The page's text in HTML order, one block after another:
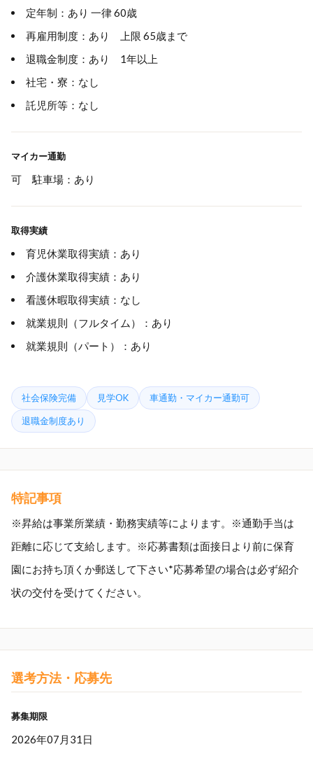
定年制：あり 一律 60歳
再雇用制度：あり 上限 65歳まで
退職金制度：あり 1年以上
社宅・寮：なし
託児所等：なし
マイカー通勤
可 駐車場：あり
取得実績
育児休業取得実績：あり
介護休業取得実績：あり
看護休暇取得実績：なし
就業規則（フルタイム）：あり
就業規則（パート）：あり
社会保険完備 見学OK 車通勤・マイカー通勤可
退職金制度あり
特記事項
※昇給は事業所業績・勤務実績等によります。※通勤手当は
距離に応じて支給します。※応募書類は面接日より前に保育
園にお持ち頂くか郵送して下さい*応募希望の場合は必ず紹介
状の交付を受けてください。
選考方法・応募先
募集期限
2026年07月31日